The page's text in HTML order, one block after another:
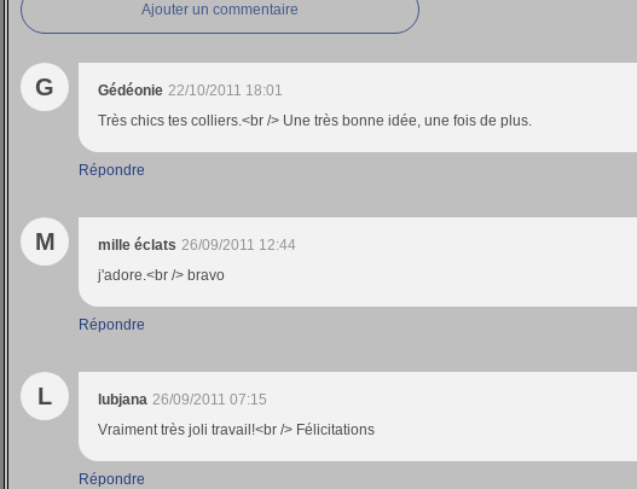
Ajouter un commentaire
G Gédéonie 22/10/2011 18:01
Très chics tes colliers.<br /> Une très bonne idée, une fois de plus.
Répondre
M mille éclats 26/09/2011 12:44
j'adore.<br /> bravo
Répondre
L lubjana 26/09/2011 07:15
Vraiment très joli travail!<br /> Félicitations
Répondre